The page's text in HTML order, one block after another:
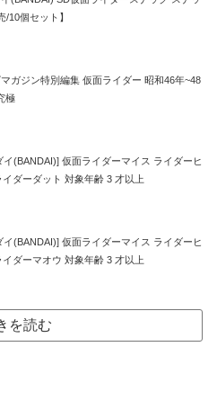
/10個セット】
マガジン特別編集 仮面ライダー 昭和46年~48
極
イ(BANDAI)] 仮面ライダーマイス ライダーヒ
ダーダット 対象年齢 3 才以上
イ(BANDAI)] 仮面ライダーマイス ライダーヒ
ダーマオウ 対象年齢 3 才以上
を読む